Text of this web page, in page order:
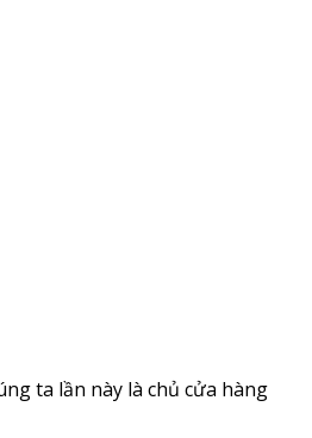
ta lần này là chủ cửa hàng